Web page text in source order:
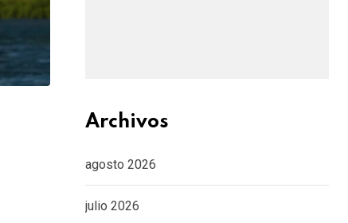
Archivos
agosto 2026
julio 2026